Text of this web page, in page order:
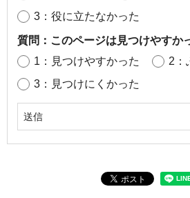
3：役に立たなかった
質問：このページは見つけやすか
1：見つけやすかった
2：
3：見つけにくかった